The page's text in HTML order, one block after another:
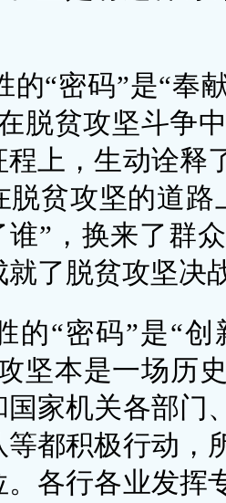
的“密码”是“奉
脱贫攻坚斗争
程上，生动诠释
脱贫攻坚的道
谁”，换来了群
了脱贫攻坚决
的“密码”是“
坚本是一场历
国家机关各部门
等都积极行动，
。各行各业发挥